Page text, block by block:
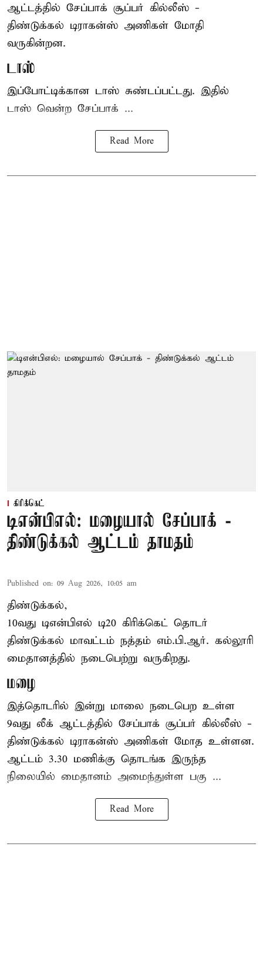
ஆட்டத்தில் சேப்பாக் சூப்பர் கில்லீஸ் -
திண்டுக்கல் டிராகன்ஸ் அணிகள் மோதி
வருகின்றன.
டாஸ்
இப்போட்டிக்கான டாஸ் சுண்டப்பட்டது. இதில்
டாஸ் வென்ற சேப்பாக் ...
Read More
கிரிக்கெட்
டிஎன்பிஎல்: மழையால் சேப்பாக் -
திண்டுக்கல் ஆட்டம் தாமதம்
Published on: 09 Aug 2026, 10:05 am
திண்டுக்கல்,
10வது டிஎன்பிஎல் டி20 கிரிக்கெட் தொடர்
திண்டுக்கல் மாவட்டம் நத்தம் எம்.பி.ஆர். கல்லூரி
மைதானத்தில் நடைபெற்று வருகிறது.
மழை
இத்தொடரில் இன்று மாலை நடைபெற உள்ள
9வது லீக் ஆட்டத்தில் சேப்பாக் சூப்பர் கில்லீஸ் -
திண்டுக்கல் டிராகன்ஸ் அணிகள் மோத உள்ளன.
ஆட்டம் 3.30 மணிக்கு தொடங்க இருந்த
நிலையில் மைதானம் அமைந்துள்ள பகு ...
Read More